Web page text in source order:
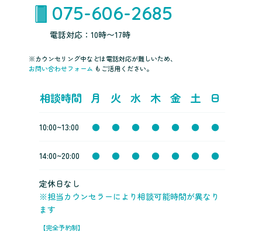
075-606-2685
電話対応：10時〜17時
※カウンセリング中などは電話対応が難しいため、
お問い合わせフォーム もご活用ください。
相談時間 月 火 水 木 金 土 日
10:00~13:00 ● ● ● ● ● ● ●
14:00~20:00 ● ● ● ● ● ● ●
定休日なし
※担当カウンセラーにより相談可能時間が異なり
ます
【完全予約制】